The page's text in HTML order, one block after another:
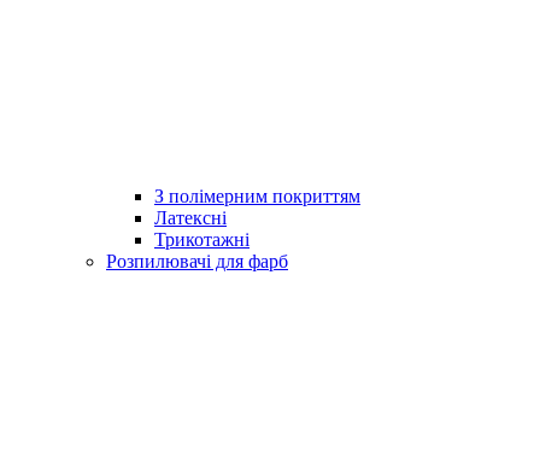
З полімерним покриттям
Латексні
Трикотажні
Розпилювачі для фарб